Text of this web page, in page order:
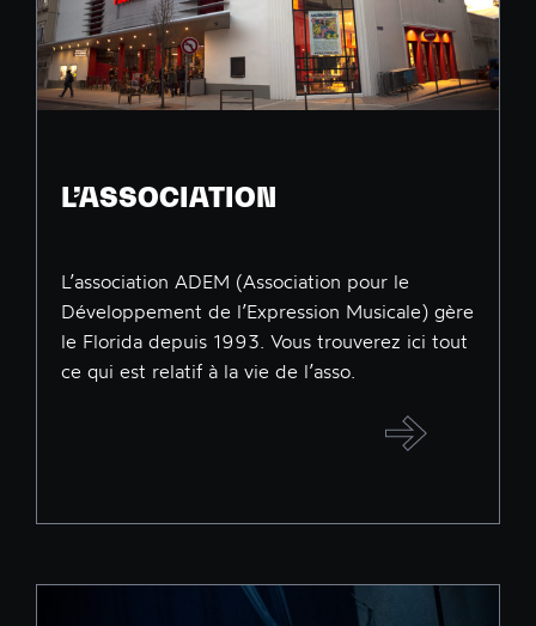
L’ASSOCIATION
L’association ADEM (Association pour le
Développement de l’Expression Musicale) gère
le Florida depuis 1993. Vous trouverez ici tout
ce qui est relatif à la vie de l’asso.